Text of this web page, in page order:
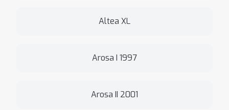
Altea XL
Arosa I 1997
Arosa II 2001